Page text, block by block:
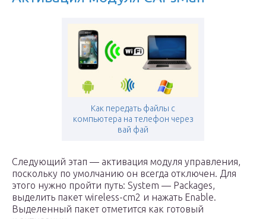
Как передать файлы с
компьютера на телефон через
вай фай
Следующий этап — активация модуля управления,
поскольку по умолчанию он всегда отключен. Для
этого нужно пройти путь: System — Packages,
выделить пакет wireless-cm2 и нажать Enable.
Выделенный пакет отметится как готовый